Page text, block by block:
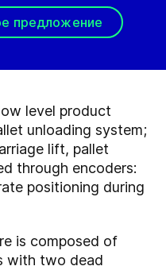
предложение
level product
unloading system;
lift, pallet
through encoders:
positioning during
is composed of
with two dead